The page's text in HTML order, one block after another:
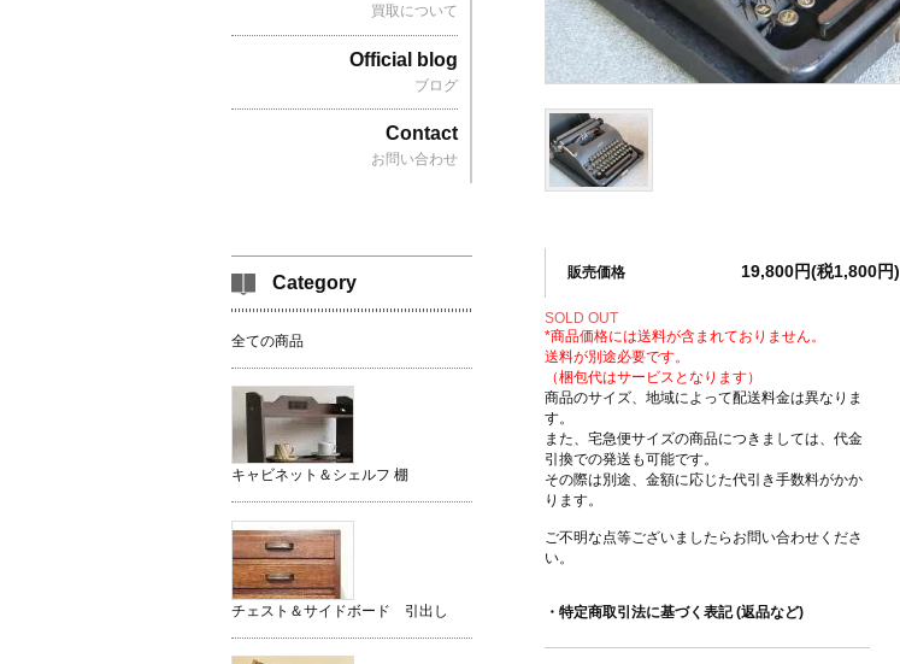
販売価格 19,800円(税1,800円)
SOLD OUT
*商品価格には送料が含まれておりません。
送料が別途必要です。
（梱包代はサービスとなります）
商品のサイズ、地域によって配送料金は異なりま
す。
また、宅急便サイズの商品につきましては、代金
引換での発送も可能です。
その際は別途、金額に応じた代引き手数料がかか
ります。
ご不明な点等ございましたらお問い合わせくださ
い。
・特定商取引法に基づく表記 (返品など)
買取について
Official blog
ブログ
Contact
お問い合わせ
Category
全ての商品
キャビネット＆シェルフ 棚
チェスト＆サイドボード 引出し